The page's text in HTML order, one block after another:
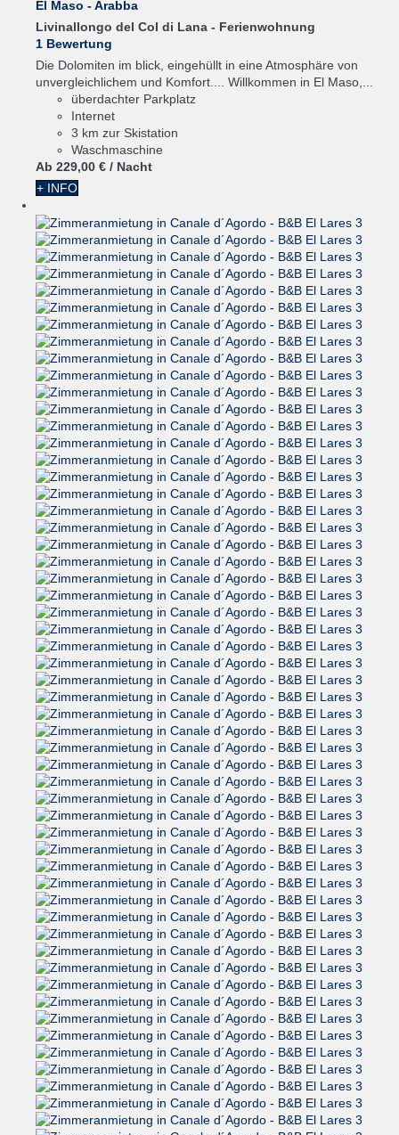
El Maso - Arabba
Livinallongo del Col di Lana - Ferienwohnung
1 Bewertung
Die Dolomiten im blick, eingehüllt in eine Atmosphäre von
unvergleichlichem und Komfort.... Willkommen in El Maso,...
überdachter Parkplatz
Internet
3 km zur Skistation
Waschmaschine
Ab 229,00 € / Nacht
+ INFO